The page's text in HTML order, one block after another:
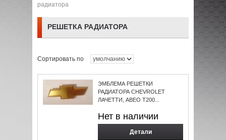
радиатора
РЕШЕТКА РАДИАТОРА
Сортировать по
ЭМБЛЕМА РЕШЕТКИ
РАДИАТОРА CHEVROLET
ЛАЧЕТТИ, АВЕО Т200...
Нет в наличии
Детали